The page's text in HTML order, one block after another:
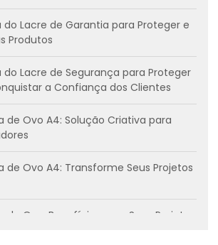
Lacre de Garantia para Proteger e
Produtos
Lacre de Segurança para Proteger
a Confiança dos Clientes
de Ovo A4: Solução Criativa para
de Ovo A4: Transforme Seus Projetos
de Ovo: Benefícios para Seus Projetos